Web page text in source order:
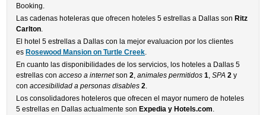
Booking.
Las cadenas hoteleras que ofrecen hoteles 5 estrellas a Dallas son Ritz
Carlton.
El hotel 5 estrellas a Dallas con la mejor evaluacion por los clientes
es Rosewood Mansion on Turtle Creek.
En cuanto las disponibilidades de los servicios, los hoteles a Dallas 5
estrellas conacceso a internetson2,animales permitidos 1,SPA 2 y
conaccesibilidad a personas disables 2.
Los consolidadores hoteleros que ofrecen el mayor numero de hoteles
5 estrellas en Dallas actualmente son Expedia y Hotels.com.